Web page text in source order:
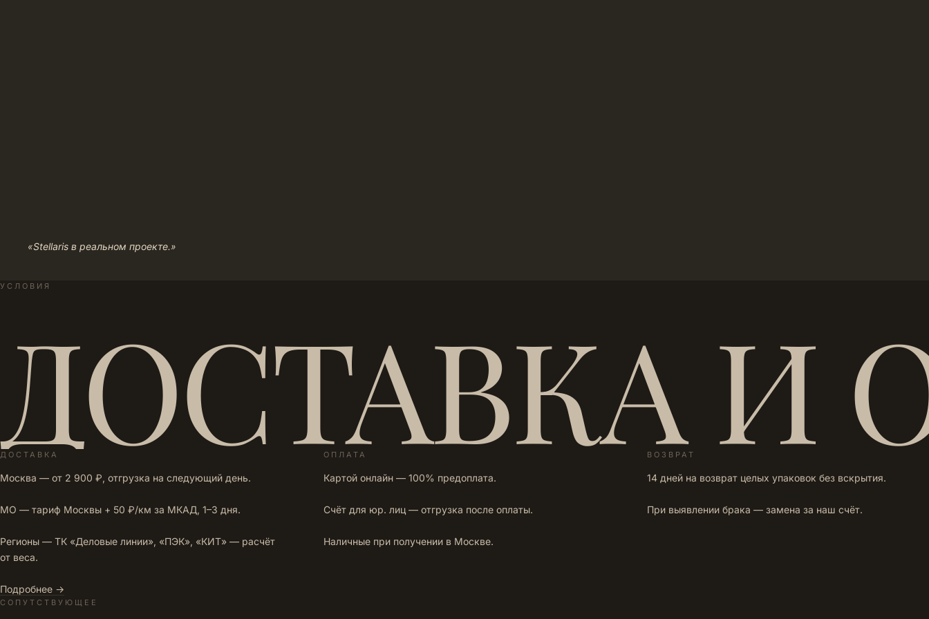
«Stellaris в реальном проекте.»
УСЛОВИЯ
ДОСТАВКА И
ДОСТАВКА
Москва — от 2 900 ₽, отгрузка на следующий день.
МО — тариф Москвы + 50 ₽/км за МКАД, 1–3 дня.
Регионы — ТК «Деловые линии», «ПЭК», «КИТ» — расчёт
от веса.
Подробнее →
ОПЛАТА
Картой онлайн — 100% предоплата.
Счёт для юр. лиц — отгрузка после оплаты.
Наличные при получении в Москве.
ВОЗВРАТ
14 дней на возврат целых упаковок без вскрытия.
При выявлении брака — замена за наш счёт.
СОПУТСТВУЮЩЕЕ